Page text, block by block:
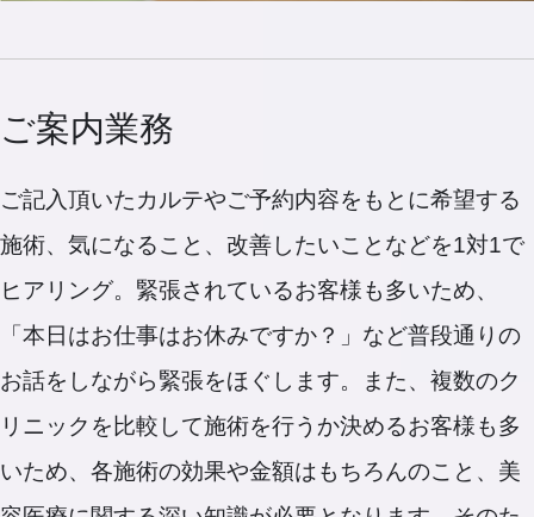
ご案内業務
ご記入頂いたカルテやご予約内容をもとに希望する
施術、気になること、改善したいことなどを1対1で
ヒアリング。緊張されているお客様も多いため、
「本日はお仕事はお休みですか？」など普段通りの
お話をしながら緊張をほぐします。また、複数のク
リニックを比較して施術を行うか決めるお客様も多
いため、各施術の効果や金額はもちろんのこと、美